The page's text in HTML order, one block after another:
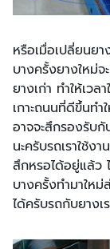
หรือเมื่อเปลี่ยนยา
บางครั้งยางใหม่จ
ยางเก่า ทำให้เว
เกาะถนนที่ดีขึ้นทำ
อาจจะสึกรองรับ
นะครับรถเราใช้
สึกหรอได้อยู่แล้ว
บางครั้งทำมาให
ได้ครับรถกับยางเ